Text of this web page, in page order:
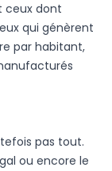
ceux dont
qui génèrent
par habitant,
pas tout.
ou encore le